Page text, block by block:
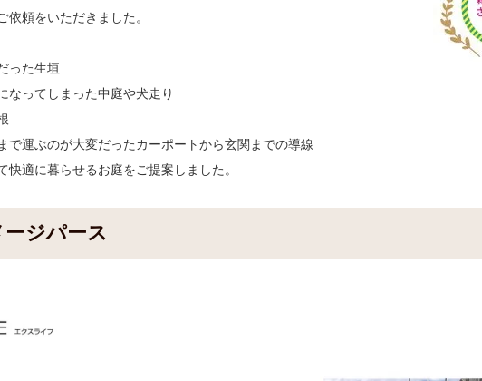
依頼をいただきました。
った生垣
なってしまった中庭や犬走り
で運ぶのが大変だったカーポートから玄関までの導線
快適に暮らせるお庭をご提案しました。
ジパース